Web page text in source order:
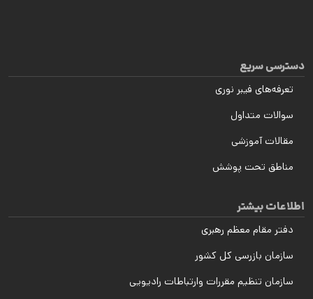
دسترسی سریع
تعرفه‌های فیبر نوری
سوالات متداول
مقالات آموزشی
مناطق تحت پوشش
اطلاعات بیشتر
دفتر مقام معظم رهبری
سازمان بازرسی کل کشور
سازمان تنظیم مقررات وارتباطات رادیویی